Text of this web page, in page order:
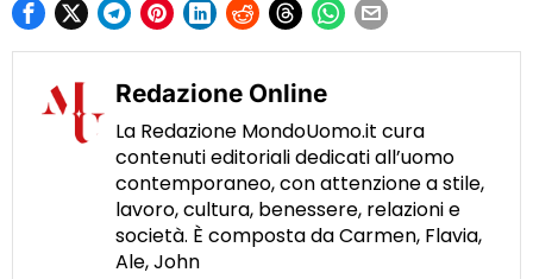
Redazione Online
La Redazione MondoUomo.it cura
contenuti editoriali dedicati all’uomo
contemporaneo, con attenzione a stile,
lavoro, cultura, benessere, relazioni e
società. È composta da Carmen, Flavia,
Ale, John